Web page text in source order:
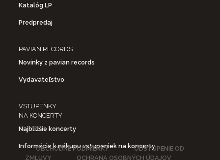
Katalóg LP
Predpredaj
PAVIAN RECORDS
Novinky z pavian records
Vydavateľstvo
VSTUPENKY
NA KONCERTY
Najbližšie koncerty
Informácie k nákupu vstupeniek na koncerty
OBCHODNÉ PODMIENKY
ODSTÚPENIE OD
ZMLUVY
OCHRANA OSOBNÝCH ÚDAJOV